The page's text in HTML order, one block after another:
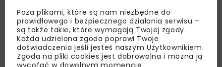
Zapisz się do newslettera aby otrzymywać od
nas najlepsze informacje branżowe,
zaproszenia na wydarzenia, atrakcyjne oferty i
dedykowane akcje specjalne.
Poza plikami, które są nam niezbędne do
prawidłowego i bezpiecznego działania serwisu –
są także takie, które wymagają Twojej zgody.
Każda udzielona zgoda poprawi Twoje
doświadczenia jeśli jesteś naszym Użytkownikiem.
Zgoda na pliki cookies jest dobrowolna i można ją
wycofać w dowolnym momencie.